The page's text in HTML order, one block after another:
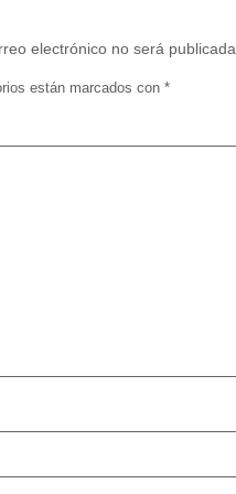
electrónico no será
están marcados con *